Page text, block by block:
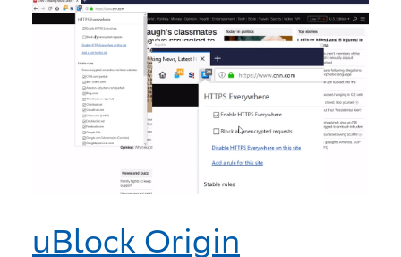
uBlock Origin